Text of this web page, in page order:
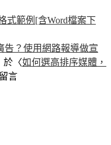
式範例[含Word檔案下
告？使用網路報導做宣
於〈如何選高排序媒體，
言